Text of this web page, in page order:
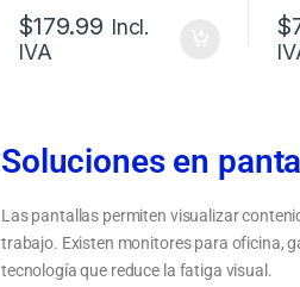
$179.99 Incl.
IVA
$
Soluciones en
Las pantallas permiten visualizar
trabajo. Existen monitores para oficina,
tecnología que reduce la fatiga visual.